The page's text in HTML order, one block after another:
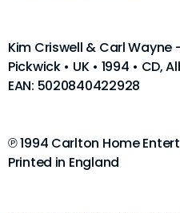
Kim Criswell & Carl Wayne
Pickwick • UK • 1994 • CD,
EAN: 5020840422928
℗ 1994 Carlton Home
Printed in England